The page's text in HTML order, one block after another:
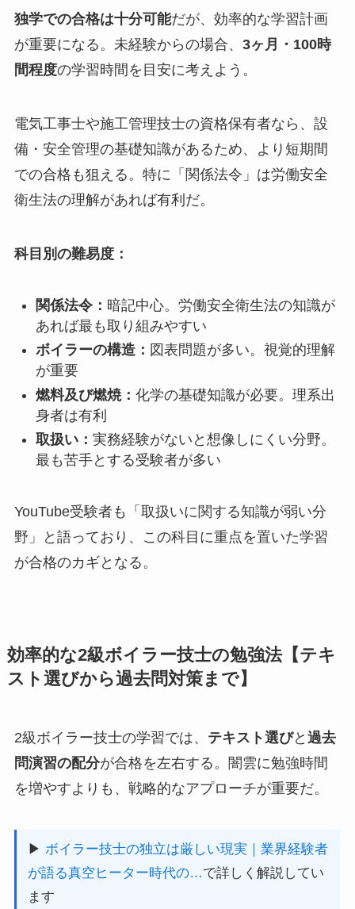
独学での合格は十分可能だが、効率的な学習計画
が重要になる。未経験からの場合、 3ヶ月・100時
間程度の学習時間を目安に考えよう。
電気工事士や施工管理技士の資格保有者なら、設
備・安全管理の基礎知識があるため、より短期間
での合格も狙える。特に「関係法令」は労働安全
衛生法の理解があれば有利だ。
科目別の難易度：
関係法令： 暗記中心。労働安全衛生法の知識が
あれば最も取り組みやすい
ボイラーの構造： 図表問題が多い。視覚的理解
が重要
燃料及び燃焼： 化学の基礎知識が必要。理系出
身者は有利
取扱い： 実務経験がないと想像しにくい分野。
最も苦手とする受験者が多い
YouTube受験者も「取扱いに関する知識が弱い分
野」と語っており、この科目に重点を置いた学習
が合格のカギとなる。
効率的な2級ボイラー技士の勉強法【テキ
スト選びから過去問対策まで】
2級ボイラー技士の学習では、 テキスト選びと 過去
問演習の配分が合格を左右する。闇雲に勉強時間
を増やすよりも、戦略的なアプローチが重要だ。
▶ ボイラー技士の独立は厳しい現実｜業界経験者
が語る真空ヒーター時代の…で詳しく解説してい
ます